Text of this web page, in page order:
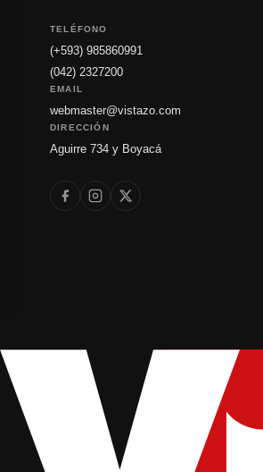
TELÉFONO
(+593) 985860991
(042) 2327200
EMAIL
webmaster@vistazo.com
DIRECCIÓN
Aguirre 734 y Boyacá